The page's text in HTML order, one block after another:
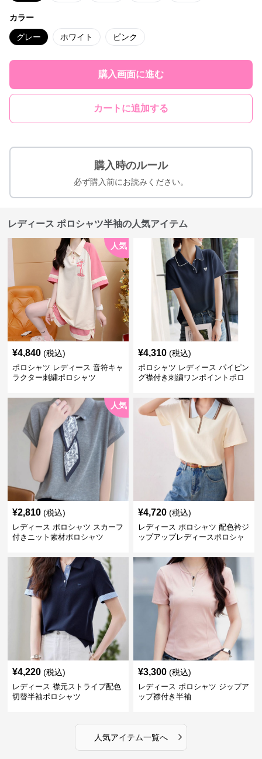
カラー
グレー ホワイト ピンク
購入画面に進む
カートに追加する
購入時のルール
必ず購入前にお読みください。
レディース ポロシャツ半袖の人気アイテム
人気
¥4,840 (税込)
ポロシャツ レディース 音符キャ
ラクター刺繍ポロシャツ
¥4,310 (税込)
ポロシャツ レディース パイピン
グ襟付き刺繍ワンポイントポロ
人気
¥2,810 (税込)
レディース ポロシャツ スカーフ
付きニット素材ポロシャツ
¥4,720 (税込)
レディース ポロシャツ 配色衿ジ
ップアップレディースポロシャ
¥4,220 (税込)
レディース 襟元ストライプ配色
切替半袖ポロシャツ
¥3,300 (税込)
レディース ポロシャツ ジップア
ップ襟付き半袖
人気アイテム一覧へ ›